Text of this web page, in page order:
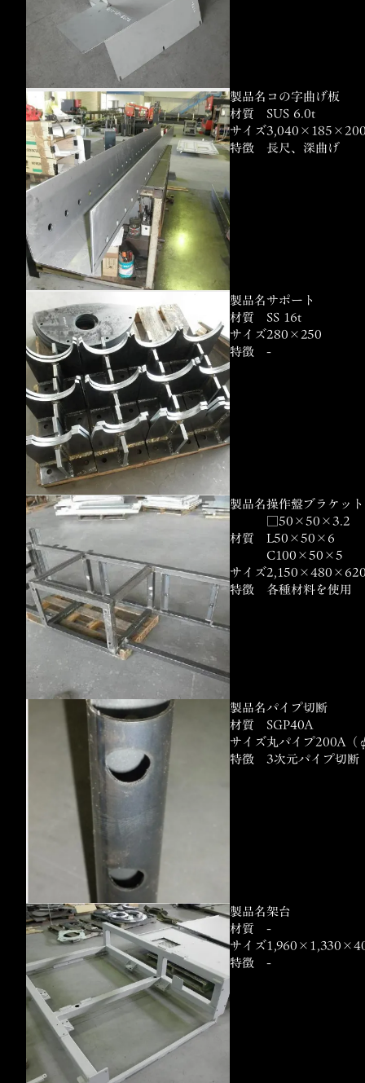
製品名コの字曲げ板
材質 SUS 6.0t
サイズ
特徴 長尺、
製品名サポート
材質 SS 16t
サイズ280×250
特徴 -
製品名操作盤ブラケット
材質
□50×50×3.2
L50×50×6
C100×50×5
サイズ
特徴 各種材料を使用
製品名パイプ切断
材質 SGP40A
サイズ丸パイプ200A
特徴 3次元パ
製品名架台
材質 -
サイズ
特徴 -